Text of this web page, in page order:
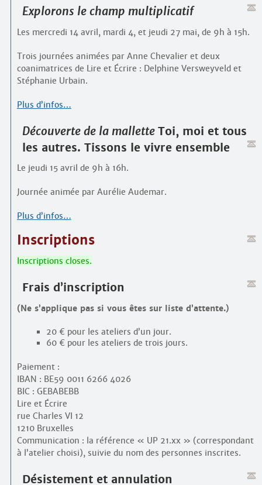
Explorons le champ multiplicatif
Les mercredi 14 avril, mardi 4, et jeudi 27 mai, de 9h à 15h.
Trois journées animées par Anne Chevalier et deux
coanimatrices de Lire et Écrire : Delphine Versweyveld et
Stéphanie Urbain.
Plus d’infos…
Découverte de la malletteToi, moi et tous
les autres. Tissons le vivre ensemble
Le jeudi 15 avril de 9h à 16h.
Journée animée par Aurélie Audemar.
Plus d’infos…
Inscriptions
Inscriptions closes.
Frais d’inscription
(Ne s’applique pas si vous êtes sur liste d’attente.)
20 € pour les ateliers d’un jour.
60 € pour les ateliers de trois jours.
Paiement :
IBAN : BE59 0011 6266 4026
BIC : GEBABEBB
Lire et Écrire
rue Charles VI 12
1210 Bruxelles
Communication : la référence « UP 21.xx » (correspondant
à l’atelier choisi), suivie du nom des personnes inscrites.
Désistement et annulation